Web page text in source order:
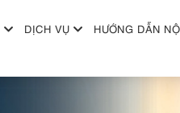
DỊCH VỤ HƯỚNG DẪN